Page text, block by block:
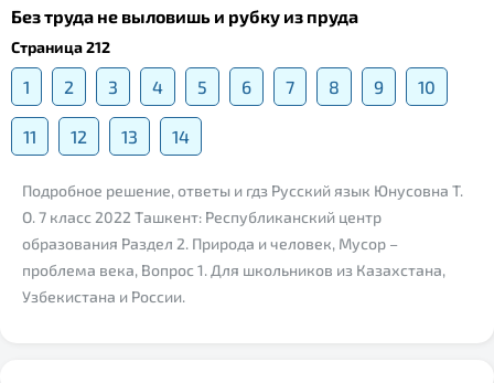
Без труда не выловишь и рубку из пруда
Страница 212
1 2 3 4 5 6 7 8 9 10
11 12 13 14
Подробное решение, ответы и гдз Русский язык Юнусовна Т.
О. 7 класс 2022 Ташкент: Республиканский центр
образования Раздел 2. Природа и человек, Мусор –
проблема века, Вопрос 1. Для школьников из Казахстана,
Узбекистана и России.